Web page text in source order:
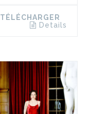
TÉLÉCHARGER
Details